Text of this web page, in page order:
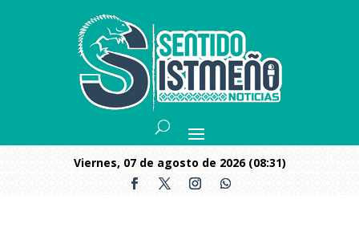
viernes, 07 de agosto de 2026 (08:31)